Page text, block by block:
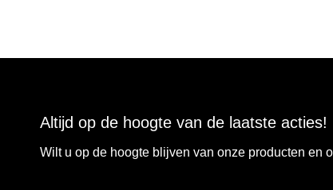
Altijd op de hoogte van de laatste acties!
Wilt u op de hoogte blijven van onze producten en